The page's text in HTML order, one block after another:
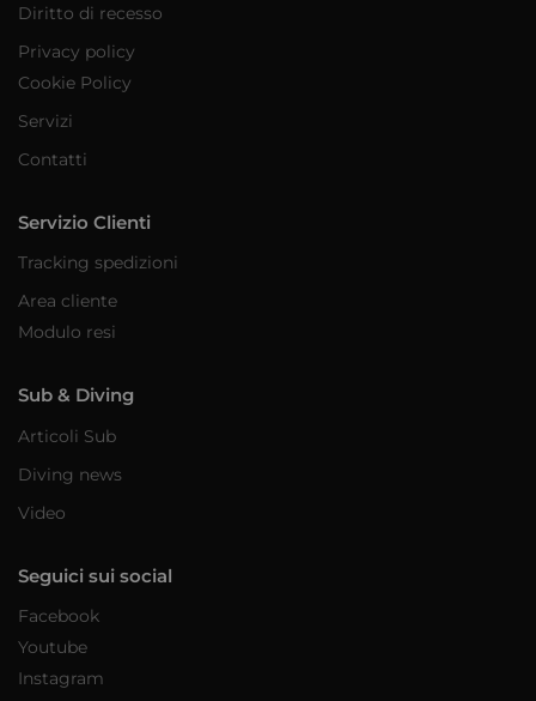
Diritto di recesso
Privacy policy
Cookie Policy
Servizi
Contatti
Servizio Clienti
Tracking spedizioni
Area cliente
Modulo resi
Sub & Diving
Articoli Sub
Diving news
Video
Seguici sui social
Facebook
Youtube
Instagram